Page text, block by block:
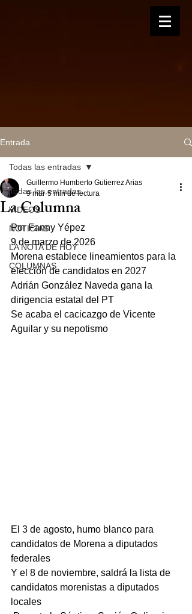
Entrada
Todas las entradas
VIDEOS
NOTICIAS
LA NOTA DE HOY
COLUMNAS
Todas las entradas
La Columna
Guillermo Humberto Gutierrez Arias
9 mar 5 min de lectura
Por Fanny Yépez
9 de marzo de 2026
Morena establece lineamientos para la
elección de candidatos en 2027
Adrián González Naveda gana la
dirigencia estatal del PT
Se acaba el cacicazgo de Vicente
Aguilar y su nepotismo
El 3 de agosto, humo blanco para
candidatos de Morena a diputados
federales
Y el 8 de noviembre, saldrá la lista de
candidatos morenistas a diputados
locales